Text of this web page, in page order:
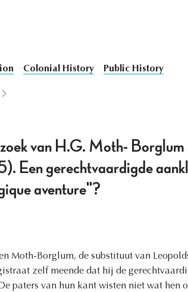
Colonial History Public History
van H.G. Moth- Borglum
Een gerechtvaardigde
aventure"?
Moth-Borglum, de substituut van
zelf meende dat hij de
paters van hun kant wisten niet wat hen